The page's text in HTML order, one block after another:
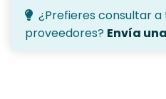
¿Prefieres consultar a
proveedores? Envía